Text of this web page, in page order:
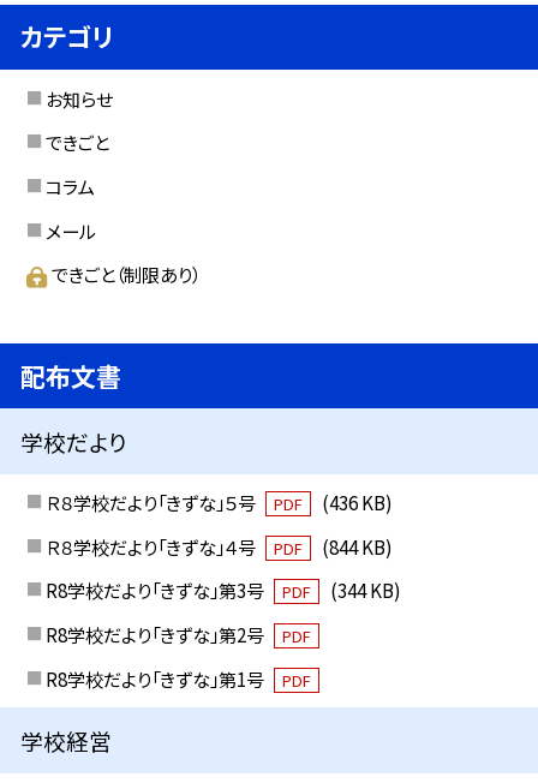
カテゴリ
お知らせ
できごと
コラム
メール
できごと（制限あり）
配布文書
学校だより
Ｒ８学校だより「きずな」５号 PDF
(436 KB)
Ｒ８学校だより「きずな」４号
PDF
(844 KB)
R8学校だより「きずな」第3号
PDF
(344 KB)
R8学校だより「きずな」第2号
PDF
R8学校だより「きずな」第1号 PDF
学校経営